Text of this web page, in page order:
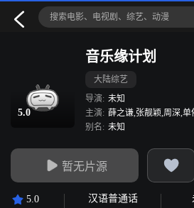
5.0
音乐缘计划
大陆综艺
导演: 未知
主演: 薛之谦,张靓颖,周深,
别名: 未知
暂无片源
5.0 汉语普通话